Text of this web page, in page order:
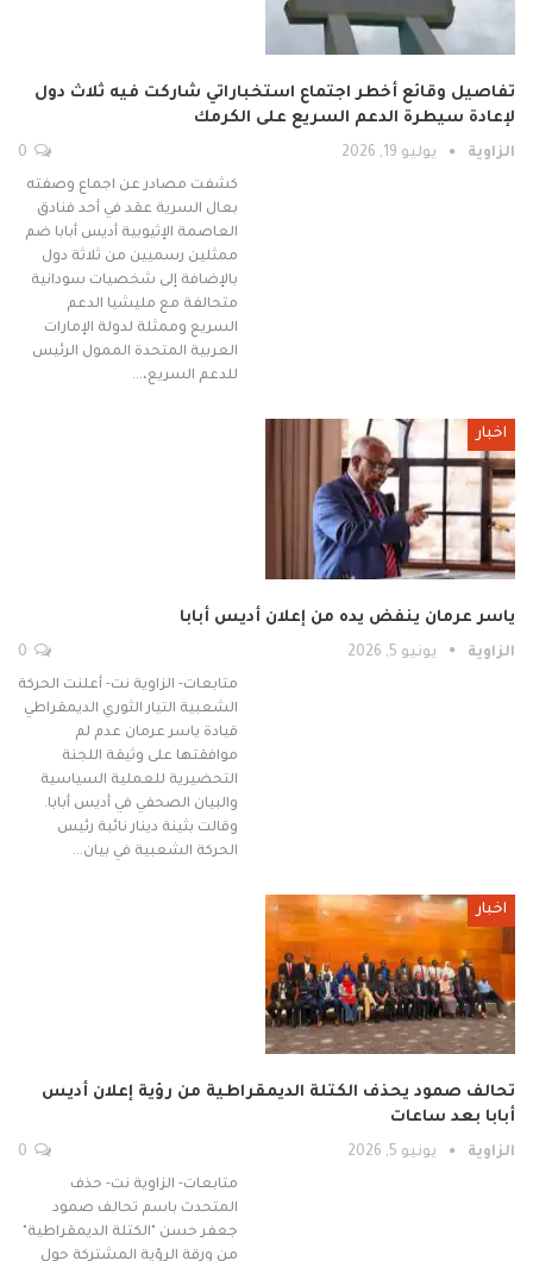
تفاصيل وقائع أخطر اجتماع استخباراتي شاركت فيه ثلاث دول
لإعادة سيطرة الدعم السريع على الكرمك
الزاوية يوليو 19, 2026
كشفت مصادر عن اجماع وصفته
بعال السرية عقد في أحد فنادق
العاصمة الإثيوبية أديس أبابا ضم
ممثلين رسميين من ثلاثة دول
بالإضافة إلى شخصيات سودانية
متحالفة مع مليشيا الدعم
السريع وممثلة لدولة الإمارات
العربية المتحدة الممول الرئيس
للدعم السريع،…
اخبار
ياسر عرمان ينفض يده من إعلان أديس أبابا
الزاوية يونيو 5, 2026
متابعات- الزاوية نت- أعلنت الحركة
الشعبية التيار الثوري الديمقراطي
قيادة ياسر عرمان عدم لم
موافقتها على وثيقة اللجنة
التحضيرية للعملية السياسية
والبيان الصحفي في أديس أبابا.
وقالت بثينة دينار نائبة رئيس
الحركة الشعبية في بيان…
اخبار
تحالف صمود يحذف الكتلة الديمقراطية من رؤية إعلان أديس
أبابا بعد ساعات
الزاوية يونيو 5, 2026
متابعات- الزاوية نت- حذف
المتحدث باسم تحالف صمود
جعفر حسن "الكتلة الديمقراطية"
من ورقة الرؤية المشتركة حول